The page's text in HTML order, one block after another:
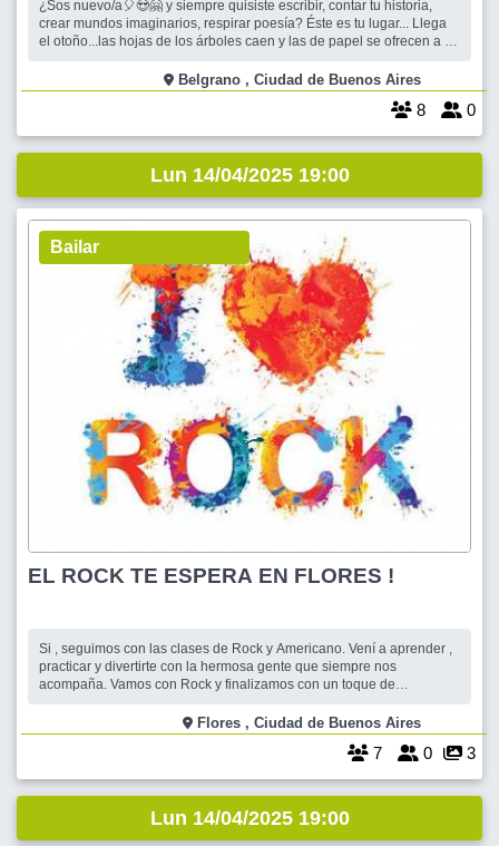
¿Sos nuevo/a🎈😍🤗 y siempre quisiste escribir, contar tu historia,
crear mundos imaginarios, respirar poesía? Éste es tu lugar... Llega
el otoño...las hojas de los árboles caen y las de papel se ofrecen a tu
tomar un café, conocernos y escribir. Sí. Escribir. Develar
Belgrano , Ciudad de Buenos Aires
8 0
Lun 14/04/2025 19:00
Bailar
EL ROCK TE ESPERA EN FLORES !
Si , seguimos con las clases de Rock y Americano. Vení a aprender ,
practicar y divertirte con la hermosa gente que siempre nos
acompaña. Vamos con Rock y finalizamos con un toque de
Cultural disponemos de una hermosa sala y un patio muy bien
equipado para charlar y tomar un
Flores , Ciudad de Buenos Aires
7 0 3
Lun 14/04/2025 19:00